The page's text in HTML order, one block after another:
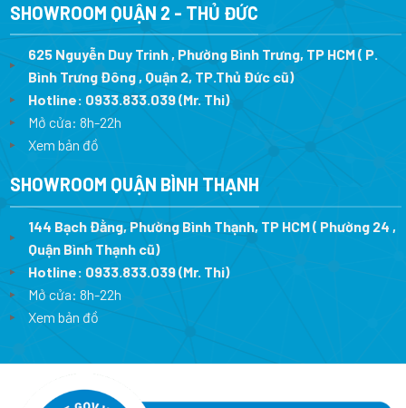
SHOWROOM QUẬN 2 - THỦ ĐỨC
625 Nguyễn Duy Trinh , Phường Bình Trưng, TP HCM ( P.
Bình Trưng Đông , Quận 2, TP.Thủ Đức cũ)
Hotline: 0933.833.039(Mr. Thi)
Mở cửa: 8h-22h
Xem bản đồ
SHOWROOM QUẬN BÌNH THẠNH
144 Bạch Đằng, Phường Bình Thạnh, TP HCM ( Phường 24 ,
Quận Bình Thạnh cũ)
Hotline: 0933.833.039(Mr. Thi)
Mở cửa: 8h-22h
Xem bản đồ